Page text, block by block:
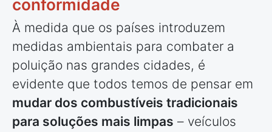
conformidade
À medida que os países introduzem
medidas ambientais para combater a
poluição nas grandes cidades, é
evidente que todos temos de pensar em
mudar dos combustíveis tradicionais
para soluções mais limpas – veículos